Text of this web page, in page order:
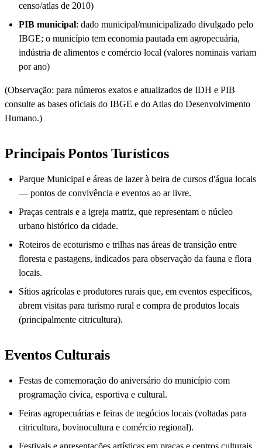
censo/atlas de 2010)
PIB municipal: dado municipal/municipalizado divulgado pelo
IBGE; o município tem economia pautada em agropecuária,
indústria de alimentos e comércio local (valores nominais variam
por ano)
(Observação: para números exatos e atualizados de IDH e PIB
consulte as bases oficiais do IBGE e do Atlas do Desenvolvimento
Humano.)
Principais Pontos Turísticos
Parque Municipal e áreas de lazer à beira de cursos d'água locais
— pontos de convivência e eventos ao ar livre.
Praças centrais e a igreja matriz, que representam o núcleo
urbano histórico da cidade.
Roteiros de ecoturismo e trilhas nas áreas de transição entre
floresta e pastagens, indicados para observação da fauna e flora
locais.
Sítios agrícolas e produtores rurais que, em eventos específicos,
abrem visitas para turismo rural e compra de produtos locais
(principalmente citricultura).
Eventos Culturais
Festas de comemoração do aniversário do município com
programação cívica, esportiva e cultural.
Feiras agropecuárias e feiras de negócios locais (voltadas para
citricultura, bovinocultura e comércio regional).